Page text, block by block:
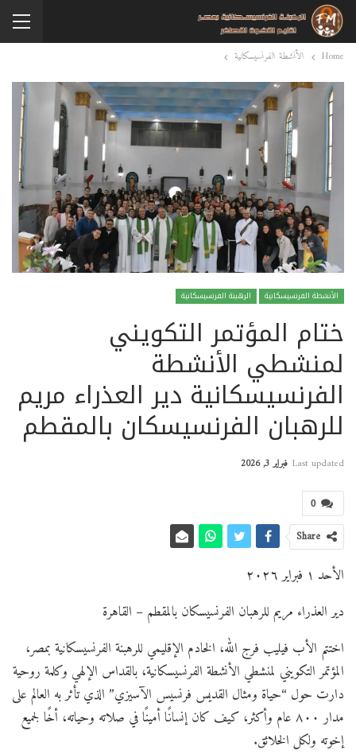
Home الأنشطة الفرنسيسكانية
الأنشطة الفرنسيسكانية الرهبنة الفرنسيسكانية
ختام المؤتمر التكويني
لمنشطي الأنشطة
الفرنسيسكانية دير العذراء مريم
للرهبان الفرنسيسكان بالمقطم
Last updated فبراير 3, 2026
0
Share
الأحد ١ فبراير ٢٠٢٦
دير العذراء مريم للرهبان الفرنسيسكان بالمقطم – القاهرة
اختتم الأب فيليب فرج الله، الخادم الإقليمي للرهبنة الفرنسيسكانية بمصر،
المؤتمر التكويني لمنشطي الأنشطة الفرنسيسكانية، بالقداس الإلهي وكلمة روحية
دارت حول “حياة ومثال القديس فرنسيس الآسيزي” الذي تأثر به العالم على
مدار ٨٠٠ عام وأكثر، كيف كان إنسانًا أمينًا في صلاته وحياته، أخًا لجميع
إخوته ولكل الخلائق.